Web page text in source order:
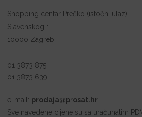
Shopping centar Prečko (istočni ulaz),
Slavenskog 1,
10000 Zagreb
01 3873 875
01 3873 639
e-mail: prodaja@prosat.hr
Sve navedene cijene su sa uračunatim